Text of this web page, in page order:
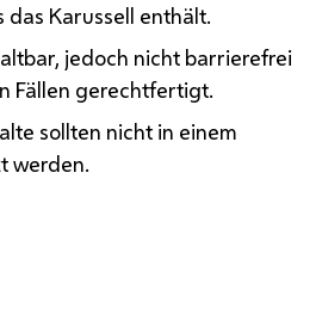
das Karussell enthält.
jedoch nicht barrierefrei
Fällen gerechtfertigt.
sollten nicht in einem
werden.